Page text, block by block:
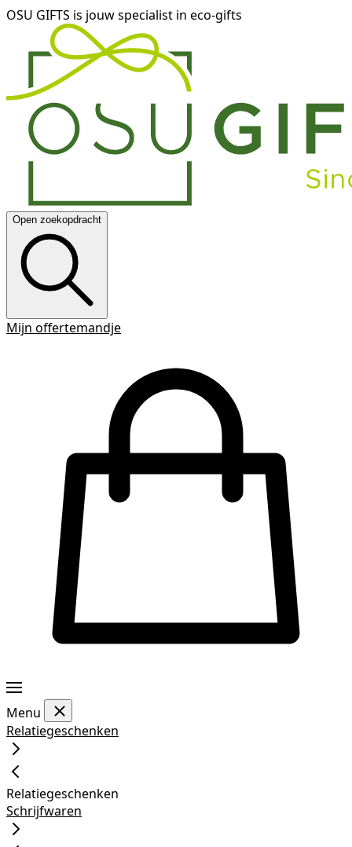
OSU GIFTS is jouw specialist in eco-gifts
Open zoekopdracht
Mijn offertemandje
Menu
Relatiegeschenken
Relatiegeschenken
Schrijfwaren